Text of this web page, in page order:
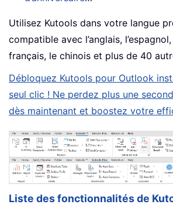
Utilisez Kutools dans votre langue
compatible avec l’anglais, l’espagnol,
français, le chinois et plus de 40
Débloquez Kutools pour Outlook
seul clic ! Ne perdez plus une
dès maintenant et boostez votre
Liste des fonctionnalités de